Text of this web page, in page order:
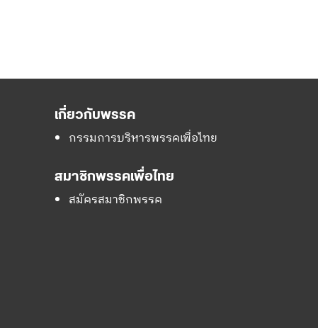
เกี่ยวกับพรรค
กรรมการบริหารพรรคเพื่อไทย
สมาชิกพรรคเพื่อไทย
สมัครสมาชิกพรรค